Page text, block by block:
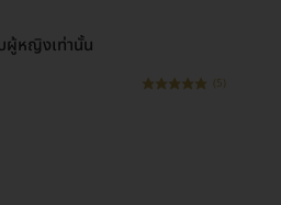
ผู้หญิงเท่านั้น
(5)